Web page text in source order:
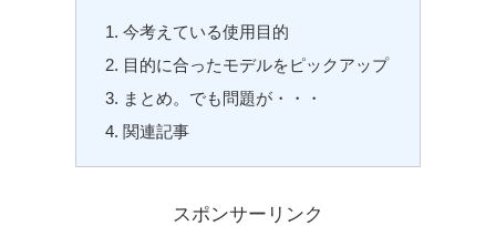
今考えている使用目的
目的に合ったモデルをピックアップ
まとめ。でも問題が・・・
関連記事
スポンサーリンク